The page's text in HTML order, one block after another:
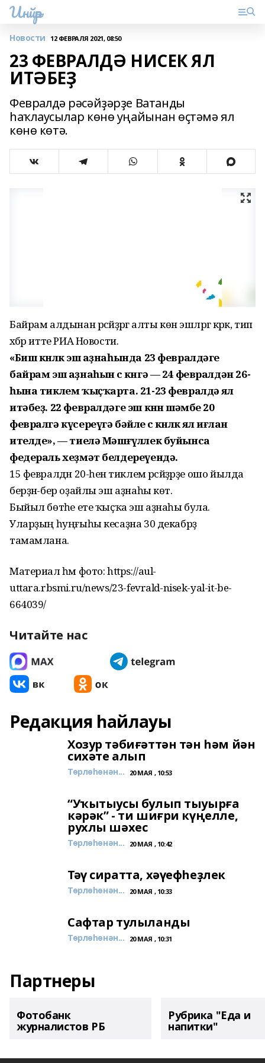
Инйәр
Новости 12 ФЕВРАЛЯ 2021, 08:50
23 ФЕВРАЛДӘ НИСЕК ЯЛ
ИТӘБЕҘ
Февралдә рәсәйҙәрҙе Ватанды
һаҡлаусылар көнө уңайынан өҫтәмә ял
көнө көтә.
Байрам алдынан рәсәйҙәргә алты көн эшләргә кәрәк, тип
хәбәр итте РИА Новости.
«Биш көнлөк эш аҙнаһында 23 февралдәге
байрам эш аҙнаһын өс көнгә — 24 февралдән 26-
һына тиклем ҡыҫҡарта. 21-23 февралдә ял
итәбеҙ. 22 февралдәге эш көнөн шәмбе 20
февралгә күсереүгә бәйле өс көнлөк ял иғлан
ителде», — тиелә Мәшғүллек буйынса
федераль хеҙмәт белдереүендә.
15 февралдән 20-һенә тиклем рәсәйҙәрҙе ошо йылда
берҙән-бер оҙайлы эш аҙнаһы көтә.
Быйыл бөтәһе ете ҡыҫҡа эш аҙнаһы була.
Уларҙың һуңғыһы кесаҙна 30 декабрҙә
тамамлана.
Материал һәм фото: https://aul-
uttara.rbsmi.ru/news/23-fevrald-nisek-yal-it-be-
664039/
Читайте нас
Редакция һайлауы
Хозур тәбиғәттән тән һәм йән
сихәте алып
Төрлөһөнән... 20 МАЯ , 10:53
“Уҡытыусы булып тыуырға
кәрәк” - ти шиғри күңелле,
рухлы шәхес
Төрлөһөнән... 20 МАЯ , 10:42
Тәү сиратта, хәүефһеҙлек
Төрлөһөнән... 20 МАЯ , 10:33
Сафтар тулыланды
Төрлөһөнән... 20 МАЯ , 10:31
Партнеры
Фотобанк
журналистов РБ
Рубрика "Еда и
напитки"